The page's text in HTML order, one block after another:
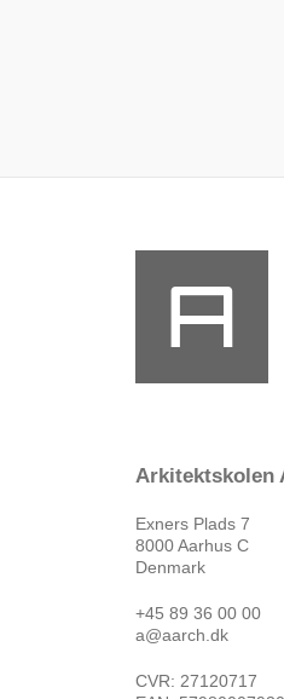
Arkitektskolen
Exners Plads 7
8000 Aarhus C
Denmark
+45 89 36 00 00
a@aarch.dk
CVR: 27120717